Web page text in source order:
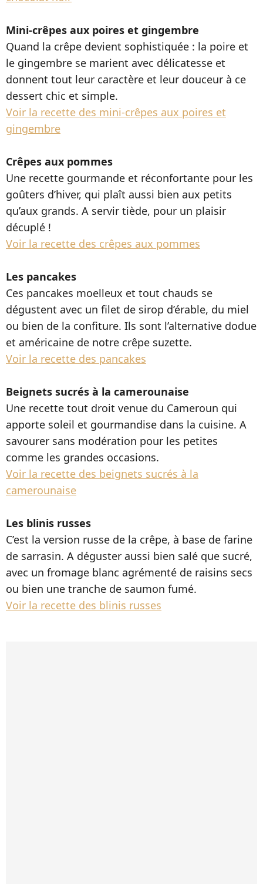
Mini-crêpes aux poires et gingembre
Quand la crêpe devient sophistiquée : la poire et
le gingembre se marient avec délicatesse et
donnent tout leur caractère et leur douceur à ce
dessert chic et simple.
Voir la recette des mini-crêpes aux poires et
gingembre
Crêpes aux pommes
Une recette gourmande et réconfortante pour les
goûters d’hiver, qui plaît aussi bien aux petits
qu’aux grands. A servir tiède, pour un plaisir
décuplé !
Voir la recette des crêpes aux pommes
Les pancakes
Ces pancakes moelleux et tout chauds se
dégustent avec un filet de sirop d’érable, du miel
ou bien de la confiture. Ils sont l’alternative dodue
et américaine de notre crêpe suzette.
Voir la recette des pancakes
Beignets sucrés à la camerounaise
Une recette tout droit venue du Cameroun qui
apporte soleil et gourmandise dans la cuisine. A
savourer sans modération pour les petites
comme les grandes occasions.
Voir la recette des beignets sucrés à la
camerounaise
Les blinis russes
C’est la version russe de la crêpe, à base de farine
de sarrasin. A déguster aussi bien salé que sucré,
avec un fromage blanc agrémenté de raisins secs
ou bien une tranche de saumon fumé.
Voir la recette des blinis russes